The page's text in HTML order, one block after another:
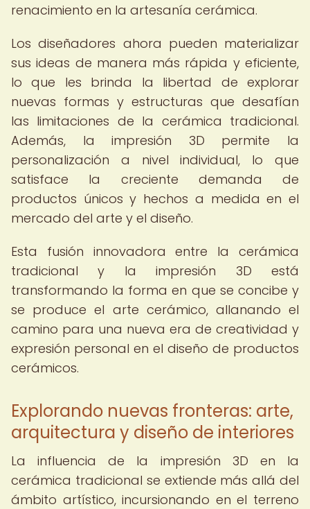
renacimiento en la artesanía cerámica.
Los diseñadores ahora pueden materializar
sus ideas de manera más rápida y eficiente,
lo que les brinda la libertad de explorar
nuevas formas y estructuras que desafían
las limitaciones de la cerámica tradicional.
Además, la impresión 3D permite la
personalización a nivel individual, lo que
satisface la creciente demanda de
productos únicos y hechos a medida en el
mercado del arte y el diseño.
Esta fusión innovadora entre la cerámica
tradicional y la impresión 3D está
transformando la forma en que se concibe y
se produce el arte cerámico, allanando el
camino para una nueva era de creatividad y
expresión personal en el diseño de productos
cerámicos.
Explorando nuevas fronteras: arte,
arquitectura y diseño de interiores
La influencia de la impresión 3D en la
cerámica tradicional se extiende más allá del
ámbito artístico, incursionando en el terreno